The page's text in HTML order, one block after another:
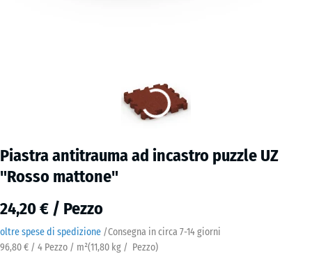
Piastra antitrauma ad incastro puzzle UZ
"Rosso mattone"
24,20 € / Pezzo
oltre spese di spedizione /Consegna in circa 7-14 giorni
96,80 € / 4 Pezzo / m²(11,80 kg / Pezzo)